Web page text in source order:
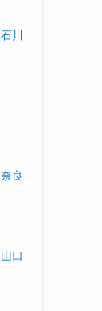
石川
奈良
山口